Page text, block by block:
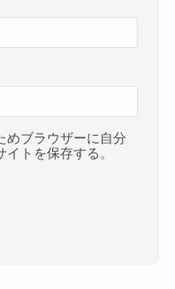
めブラウザーに自分
トを保存する。